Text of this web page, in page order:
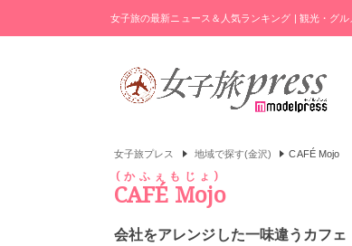
女子旅の最新ニュース＆人気ランキング | 観光・グ
女子旅プレス 地域で探す(金沢) CAFÉ Mojo
CAFÉ Mojo
かふぇもじょ
会社をアレンジした一味違うカフェ